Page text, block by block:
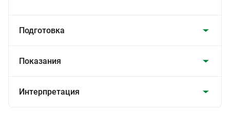
Подготовка
Показания
Интерпретация